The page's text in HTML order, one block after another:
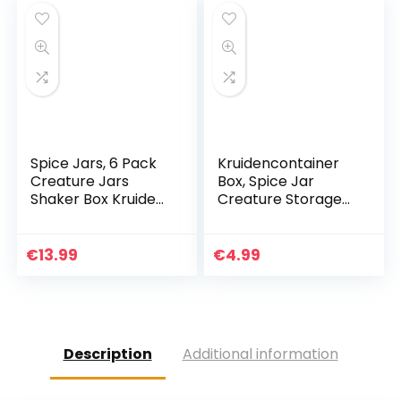
Spice Jars, 6 Pack
Creature Jars
Shaker Box Kruiden
Jars Zout Peper
€13.99
Kruidencontainer
Box, Spice Jar
Creature Storage
den met dubbele
€4.99
Description Additional information